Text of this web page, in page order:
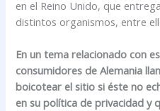
en el Reino Unido, que
distintos organismos, entre
En un tema relacionado con
consumidores de Alemania
boicotear el sitio si éste no
en su política de privacidad y